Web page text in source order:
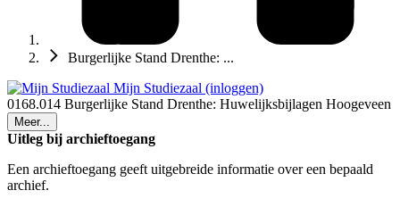
Burgerlijke Stand Drenthe: ...
Mijn Studiezaal (inloggen)
0168.014 Burgerlijke Stand Drenthe: Huwelijksbijlagen Hoogeveen
Meer...
Uitleg bij archieftoegang
Een archieftoegang geeft uitgebreide informatie over een bepaald
archief.